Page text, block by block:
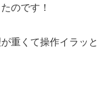
のです！
重くて操作イラッと